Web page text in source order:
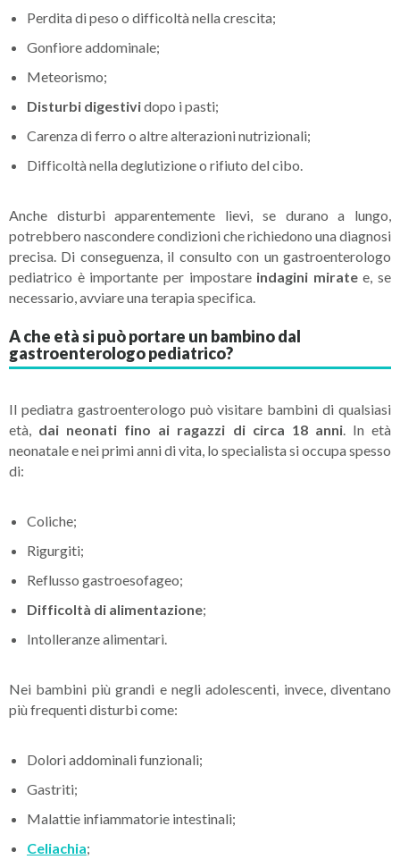
Perdita di peso o difficoltà nella crescita;
Gonfiore addominale;
Meteorismo;
Disturbi digestividopo i pasti;
Carenza di ferro o altre alterazioni nutrizionali;
Difficoltà nella deglutizione o rifiuto del cibo.
Anche disturbi apparentemente lievi, se durano a lungo,
potrebbero nascondere condizioni che richiedono una diagnosi
precisa. Di conseguenza, il consulto con un gastroenterologo
pediatrico è importante per impostare indagini miratee, se
necessario, avviare una terapia specifica.
A che età si può portare un bambino dal
gastroenterologo pediatrico?
Il pediatra gastroenterologo può visitare bambini di qualsiasi
età, dai neonati fino ai ragazzi di circa 18 anni. In età
neonatale e nei primi anni di vita, lo specialista si occupa spesso
di:
Coliche;
Rigurgiti;
Reflusso gastroesofageo;
Difficoltà di alimentazione;
Intolleranze alimentari.
Nei bambini più grandi e negli adolescenti, invece, diventano
più frequenti disturbi come:
Dolori addominali funzionali;
Gastriti;
Malattie infiammatorie intestinali;
Celiachia;